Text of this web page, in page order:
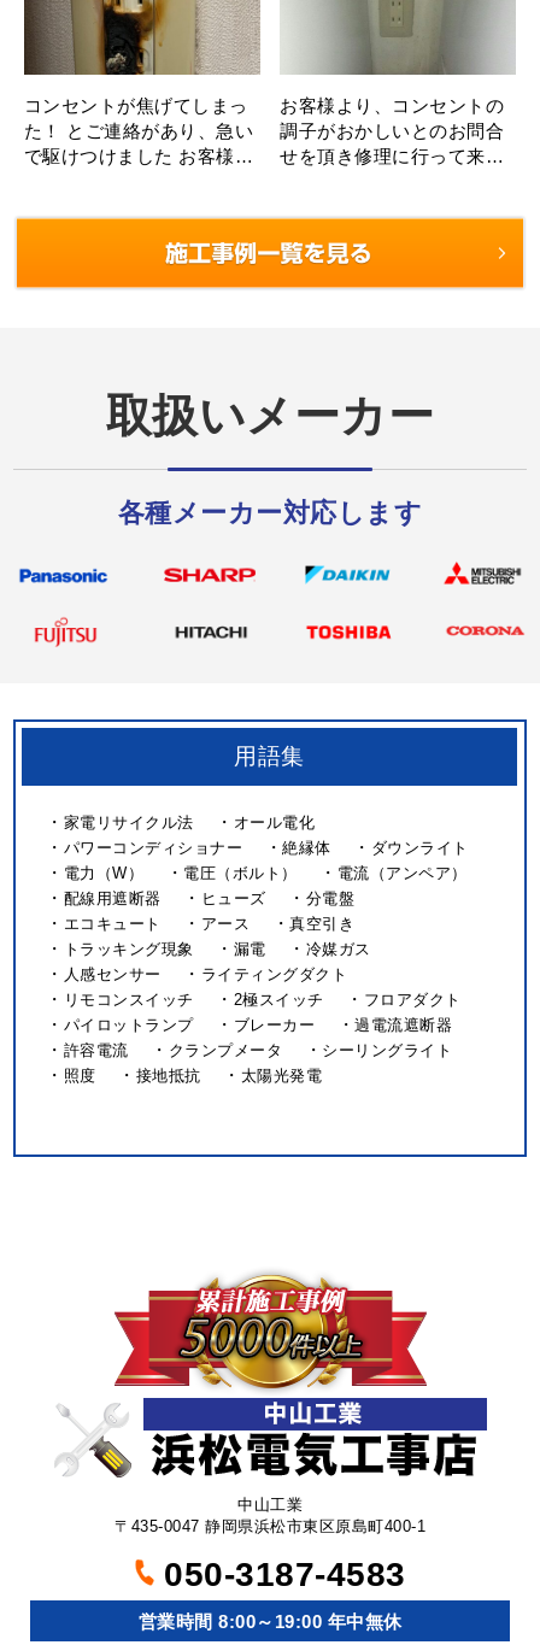
コンセントが焦げてしまっ
た！ とご連絡があり、急い
で駆けつけました お客様か
お客様より、コンセントの
調子がおかしいとのお問合
せを頂き修理に行って来ま
問題はな･･･
取扱いメーカー
各種メーカー対応します
用語集
家電リサイクル法
オール電化
パワーコンディショナー
絶縁体
ダウンライト
電力（W）
電圧（ボルト）
電流（アンペア）
配線用遮断器
ヒューズ
分電盤
エコキュート
アース
真空引き
トラッキング現象
漏電
冷媒ガス
人感センサー
ライティングダクト
リモコンスイッチ
2極スイッチ
フロアダクト
パイロットランプ
ブレーカー
過電流遮断器
許容電流
クランプメータ
シーリングライト
照度
接地抵抗 太陽光発電
中山工業
〒435-0047 静岡県浜松市東区原島町400-1
050-3187-4583
営業時間 8:00～19:00 年中無休